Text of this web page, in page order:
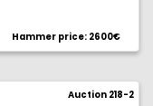
Hammer price: 2600€
Auction 218-2